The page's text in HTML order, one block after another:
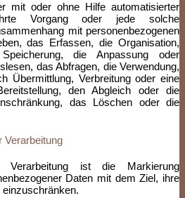
mit oder ohne Hilfe automatisierter
Vorgang oder jede solche
mit personenbezogenen
das Erfassen, die Organisation,
die Anpassung oder
das Abfragen, die Verwendung,
Übermittlung, Verbreitung oder eine
den Abgleich oder die
das Löschen oder die
Verarbeitung
Verarbeitung ist die Markierung
Daten mit dem Ziel, ihre
einzuschränken.